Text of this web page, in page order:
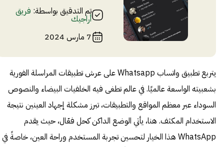
تم التدقيق بواسطة: فريق
أراجيك
7 مارس 2024
يتربع تطبيق واتساب Whatsapp على عرش تطبيقات المراسلة الفورية
بشعبيته الواسعة عالميًا. في عالم تطغى فيه الخلفيات البيضاء والنصوص
السوداء عبر معظم المواقع والتطبيقات، تبرز مشكلة إجهاد العينين نتيجة
الاستخدام المكثف. هنا، يأتي الوضع الداكن كحل فعّال، حيث يقدم
WhatsApp هذا الخيار لتحسين تجربة المستخدم وراحة العين، خاصةً في